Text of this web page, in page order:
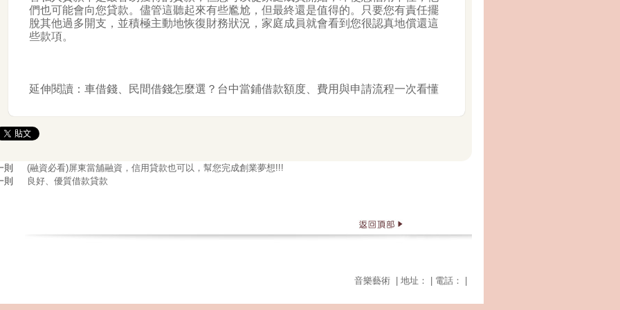
們也可能會向您貸款。儘管這聽起來有些尷尬，但最終還是值得的。只要您有責任擺
脫其他過多開支，並積極主動地恢復財務狀況，家庭成員就會看到您很認真地償還這
些款項。
延伸閱讀： 車借錢、民間借錢怎麼選？台中當鋪借款額度、費用與申請流程一次看懂
則
(融資必看)屏東當舖融資，信用貸款也可以，幫您完成創業夢想!!!
則
良好、優質借款貸款
音樂藝術 | 地址： | 電話： |